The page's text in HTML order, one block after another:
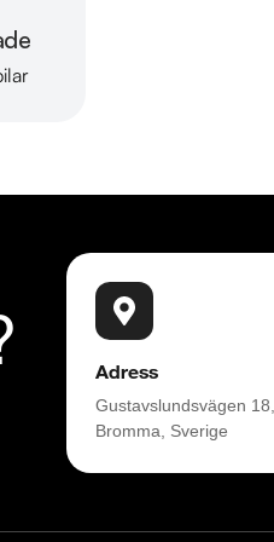
vi våra kunder att ringa oss
som passar just dina
Adress
Gustavslundsvägen
Bromma, Sverige